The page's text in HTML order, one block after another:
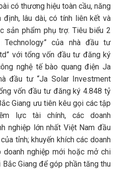
có thương hiệu toàn cầu, năng
lâu dài, có tính liên kết và
sản phẩm phụ trợ. Tiêu biểu 2
Technology” của nhà đầu tư
với tổng vốn đầu tư đăng ký
nghệ tế bào quang điện Ja
đầu tư “Ja Solar Investment
vốn đầu tư đăng ký 4.848 tỷ
Giang ưu tiên kêu gọi các tập
lực tài chính, các doanh
nghiệp lớn nhất Việt Nam đầu
tỉnh; khuyến khích các doanh
doanh nghiệp mới hoặc mở chi
Giang để góp phần tăng thu